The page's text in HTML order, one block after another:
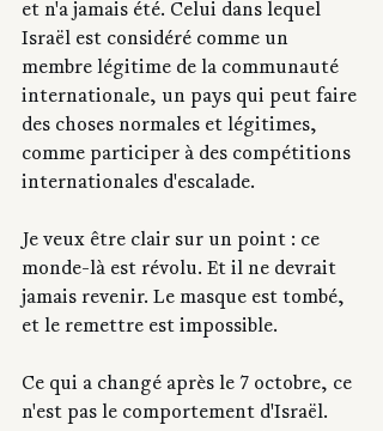
et n'a jamais été. Celui dans lequel
Israël est considéré comme un
membre légitime de la communauté
internationale, un pays qui peut faire
des choses normales et légitimes,
comme participer à des compétitions
internationales d'escalade.
Je veux être clair sur un point : ce
monde-là est révolu. Et il ne devrait
jamais revenir. Le masque est tombé,
et le remettre est impossible.
Ce qui a changé après le 7 octobre, ce
n'est pas le comportement d'Israël.